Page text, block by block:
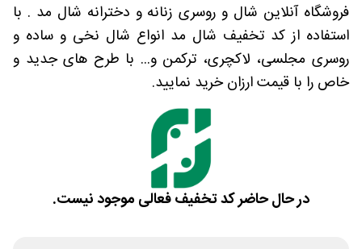
فروشگاه آنلاین شال و روسری زنانه و دخترانه شال مد . با
استفاده از کد تخفیف شال مد انواع شال نخی و ساده و
روسری مجلسی، لاکچری، ترکمن و... با طرح های جدید و
خاص را با قیمت ارزان خرید نمایید.
در حال حاضر کد تخفیف فعالی موجود نیست.